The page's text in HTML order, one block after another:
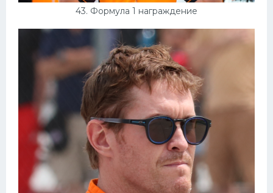
43. Формула 1 награждение